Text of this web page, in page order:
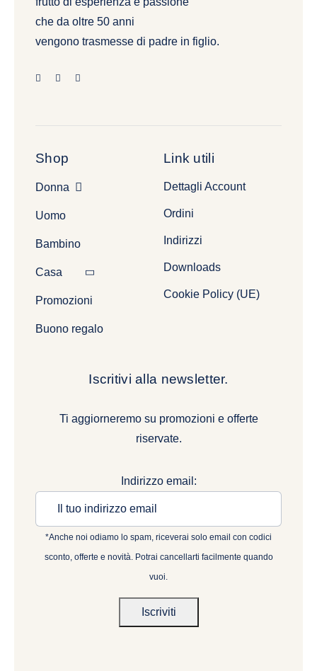
che da oltre 50 anni
vengono trasmesse di padre in figlio.
Shop
Donna
Uomo
Bambino
Casa
Promozioni
Buono regalo
Link utili
Dettagli Account
Ordini
Indirizzi
Downloads
Cookie Policy (UE)
Iscritivi alla newsletter.
Ti aggiorneremo su promozioni e offerte
riservate.
Indirizzo email:
*Anche noi odiamo lo spam, riceverai solo email con codici
sconto, offerte e novità. Potrai cancellarti facilmente quando
vuoi.